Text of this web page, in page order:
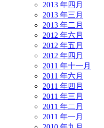
2013 年四月
2013 年三月
2013 年二月
2012 年六月
2012 年五月
2012 年四月
2011 年十一月
2011 年六月
2011 年四月
2011 年三月
2011 年二月
2011 年一月